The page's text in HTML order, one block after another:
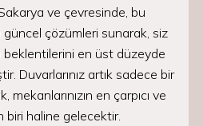
Sakarya ve çevresinde, bu
çözümleri sunarak, siz
en üst düzeyde
Duvarlarınız artık sadece bir
en çarpıcı ve
biri haline gelecektir.